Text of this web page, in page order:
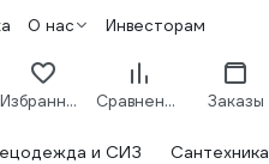
О нас Инвесторам
Избранное Сравнение Заказы
и СИЗ Сантехника